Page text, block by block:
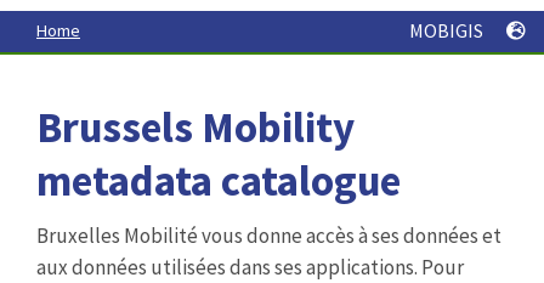
Home MOBIGIS
Brussels Mobility
metadata catalogue
Bruxelles Mobilité vous donne accès à ses données et
aux données utilisées dans ses applications. Pour